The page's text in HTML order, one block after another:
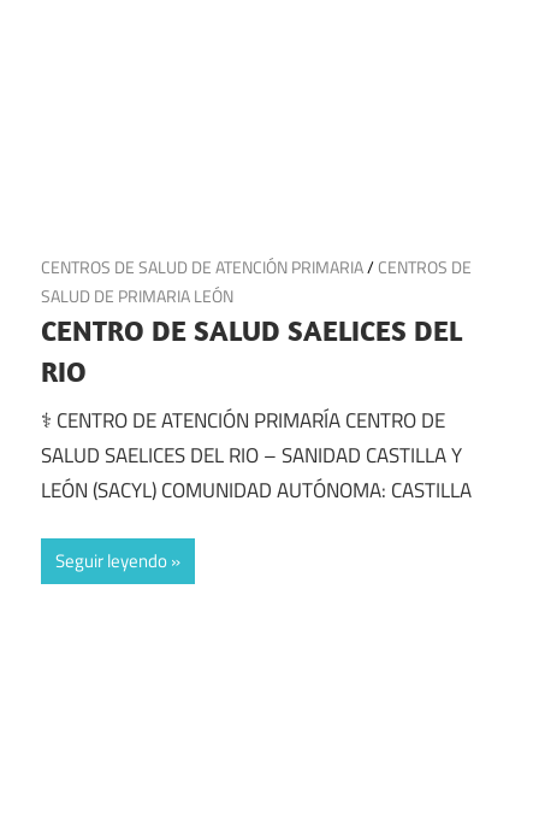
17 de julio de 2025
CENTROS DE SALUD DE ATENCIÓN PRIMARIA/CENTROS DE
SALUD DE PRIMARIA LEÓN
CENTRO DE SALUD SAELICES DEL
RIO
⚕️ CENTRO DE ATENCIÓN PRIMARÍA CENTRO DE
SALUD SAELICES DEL RIO – SANIDAD CASTILLA Y
LEÓN (SACYL) COMUNIDAD AUTÓNOMA: CASTILLA
Seguir leyendo